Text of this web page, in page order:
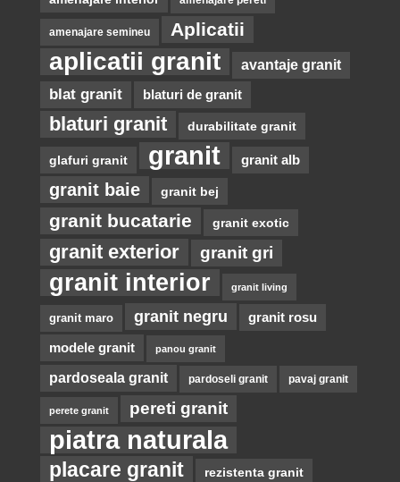
amenajare semineu Aplicatii
aplicatii granit avantaje granit
blat granit blaturi de granit
blaturi granit durabilitate granit
glafuri granit granit granit alb
granit baie granit bej
granit bucatarie granit exotic
granit exterior granit gri
granit interior granit living
granit maro granit negru granit rosu
modele granit panou granit
pardoseala granit pardoseli granit pavaj granit
perete granit pereti granit
piatra naturala
placare granit rezistenta granit